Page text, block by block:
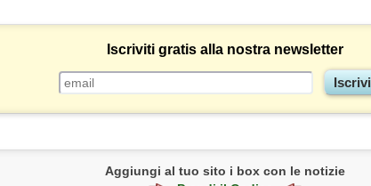
Iscriviti gratis alla nostra newsletter
Aggiungi al tuo sito i box con le notizie